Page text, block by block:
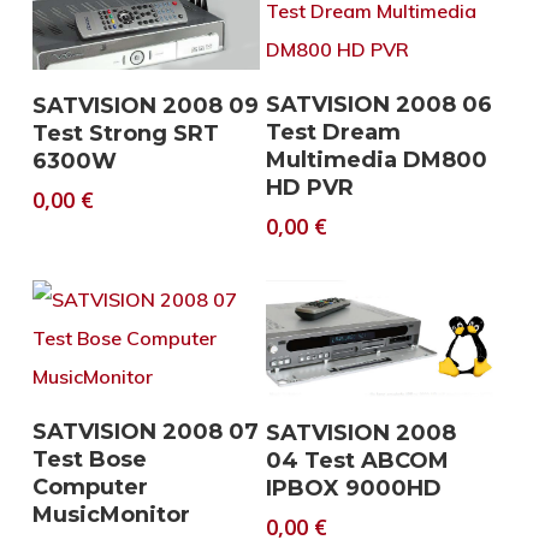
Download
SATVISION 2008 09
Test Strong SRT
6300W
0,00 €
Download
SATVISION 2008 06
Test Dream
Multimedia DM800
HD PVR
0,00 €
Download
SATVISION 2008 07
Test Bose
Computer
MusicMonitor
Download
SATVISION 2008
04 Test ABCOM
IPBOX 9000HD
0,00 €